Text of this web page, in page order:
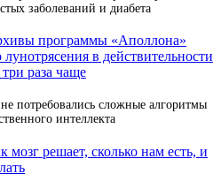
заболеваний и диабета
программы «Аполлона»
лунотрясения в действительности
раза чаще
потребовались сложные алгоритмы
интеллекта
мозг решает, сколько нам есть, и